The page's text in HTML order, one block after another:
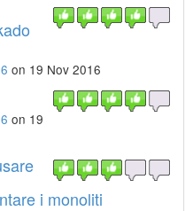
on 19 Nov 2016
on 19
i monoliti